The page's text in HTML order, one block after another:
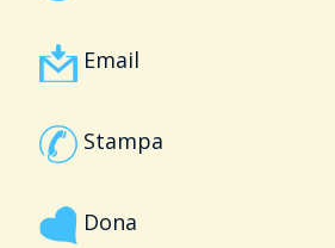
Email
Stampa
Dona